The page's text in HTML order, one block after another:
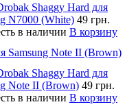
Shaggy Hard для
N7000 (White) 49 грн.
в наличии В корзину
Samsung Note II (Brown)
Shaggy Hard для
Note II (Brown) 49 грн.
в наличии В корзину